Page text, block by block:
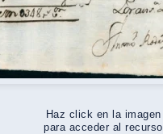
Haz click en la imagen
para acceder al recurso